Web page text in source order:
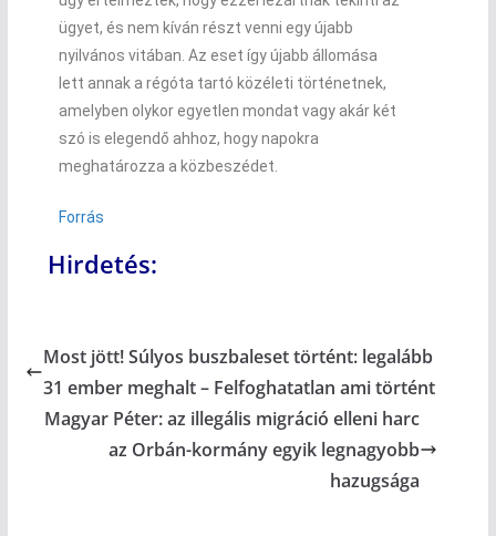
ügyet, és nem kíván részt venni egy újabb
nyilvános vitában. Az eset így újabb állomása
lett annak a régóta tartó közéleti történetnek,
amelyben olykor egyetlen mondat vagy akár két
szó is elegendő ahhoz, hogy napokra
meghatározza a közbeszédet.
Forrás
Hirdetés:
Most jött! Súlyos buszbaleset történt: legalább
31 ember meghalt – Felfoghatatlan ami történt
Magyar Péter: az illegális migráció elleni harc
az Orbán-kormány egyik legnagyobb
hazugsága